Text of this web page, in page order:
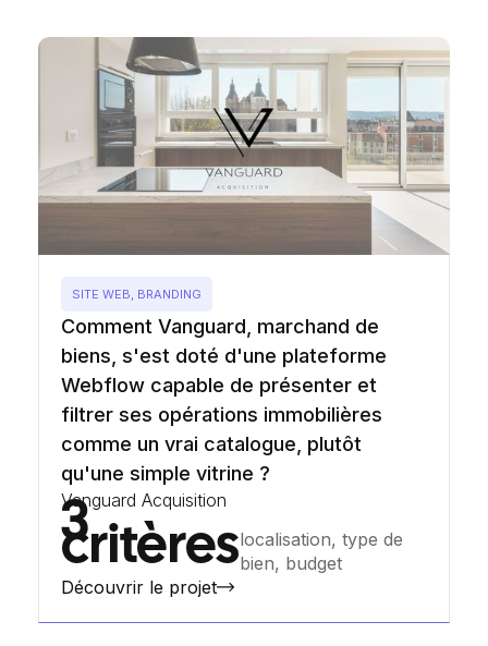
SITE WEB, BRANDING
Comment Vanguard, marchand de
biens, s'est doté d'une plateforme
Webflow capable de présenter et
filtrer ses opérations immobilières
comme un vrai catalogue, plutôt
qu'une simple vitrine ?
Vanguard Acquisition
3
critèreslocalisation, type de
bien, budget
Découvrir le projet